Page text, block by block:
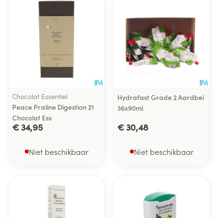
Chocolat Essentiel
Peace Praline Digestion 21
Chocolat Ess
€ 34,95
Niet beschikbaar
Hydrafast Grade 2 Aardbei
36x90ml
€ 30,48
Niet beschikbaar